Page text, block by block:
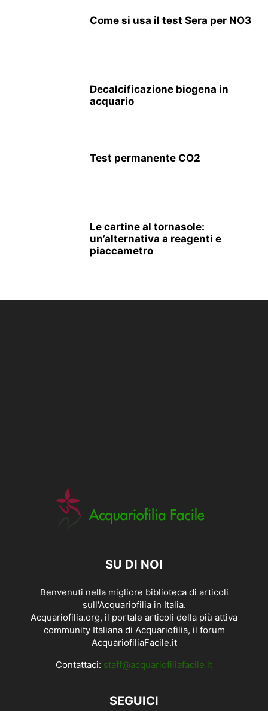
Come si usa il test Sera per NO3
Decalcificazione biogena in
acquario
Test permanente CO2
Le cartine al tornasole:
un’alternativa a reagenti e
piaccametro
SU DI NOI
Benvenuti nella migliore biblioteca di articoli
sull'Acquariofilia in Italia.
Acquariofilia.org, il portale articoli della più attiva
community Italiana di Acquariofilia, il forum
AcquariofiliaFacile.it
Contattaci: staff@acquariofiliafacile.it
SEGUICI